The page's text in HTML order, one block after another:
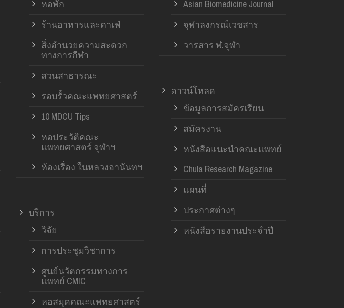
หอพัก
ร้านอาหารและคาเฟ่
สิ่งอำนวยความสะดวก
ทางการกีฬา
สวนสาธารณะ
รอบรั้วคณะแพทยศาสตร์
10 MDCU Tips
หอประวัติคณะ
แพทยศาสตร์ จุฬาฯ
ห้องเรื่อง ในหลวงอานันทฯ
บริการ
วิจัย
การประชุมวิชาการ
ศูนย์นวัตกรรมทางการ
แพทย์ CMIC
หอสมุดคณะแพทยศาสตร์
Asian Biomedicine Journal
จุฬาลงกรณ์เวชสาร
วารสาร ฬ.จุฬา
ดาวน์โหลด
ข้อมูลการสมัครเรียน
สมัครงาน
หนังสือแนะนำคณะแพทย์
Chula Research Magazine
แผนที่
ประกาศต่างๆ
หนังสือรายงานประจำปี